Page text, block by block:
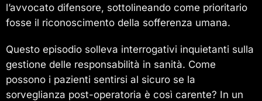
l’avvocato difensore, sottolineando come prioritario
fosse il riconoscimento della sofferenza umana.
Questo episodio solleva interrogativi inquietanti sulla
gestione delle responsabilità in sanità. Come
possono i pazienti sentirsi al sicuro se la
sorveglianza post-operatoria è così carente? In un